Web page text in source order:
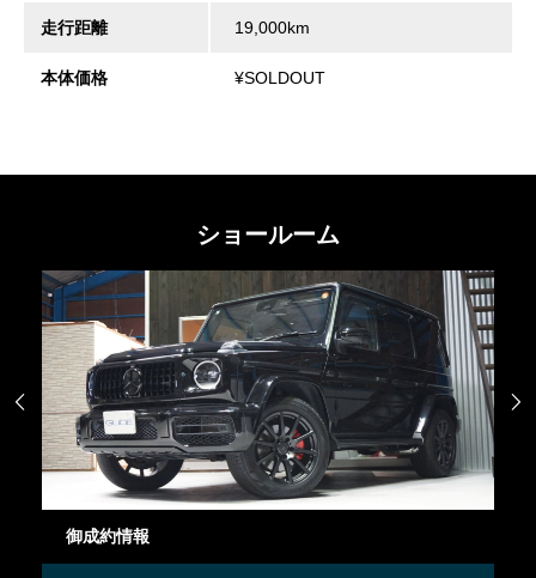
走行距離 19,000km
本体価格 ¥SOLDOUT
ショールーム
御成約情報
 